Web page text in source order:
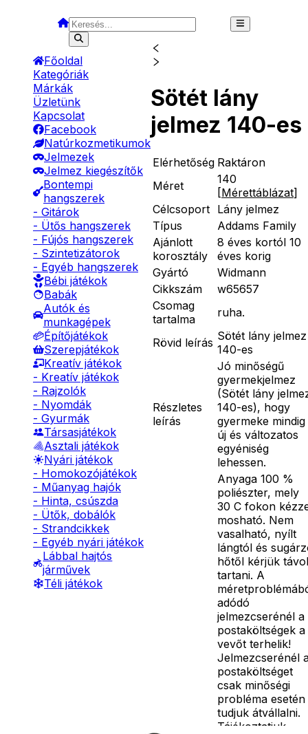
Főoldal
Kategóriák
Márkák
Üzletünk
Kapcsolat
Facebook
Natúrkozmetikumok
Jelmezek
Jelmez kiegészítők
Bontempi
hangszerek
- Gitárok
- Ütős hangszerek
- Fújós hangszerek
- Szintetizátorok
- Egyéb hangszerek
Bébi játékok
Babák
Autók és
munkagépek
Építőjátékok
Szerepjátékok
Kreatív játékok
- Kreatív játékok
- Rajzolók
- Nyomdák
- Gyurmák
Társasjátékok
Asztali játékok
Nyári játékok
- Homokozójátékok
- Műanyag hajók
- Hinta, csúszda
- Ütők, dobálók
- Strandcikkek
- Egyéb nyári játékok
Lábbal hajtós
járművek
Téli játékok
Sötét lány
jelmez 140-es
Elérhetőség Raktáron
Méret
140
[Mérettáblázat]
Célcsoport Lány jelmez
Típus
Addams Family
Ajánlott
korosztály
8 éves kortól 10
éves korig
Gyártó
Widmann
Cikkszám
w65657
Csomag
tartalma
ruha.
Rövid leírás Sötét lány jelmez
140-es
Részletes
leírás
Jó minőségű
gyermekjelmez
(Sötét lány
140-es), hogy
gyermeke mindig
új és változatos
egyéniség
lehessen.
Anyaga 100 %
poliészter, mely
30 C fokon
mosható. Nem
vasalható, nyílt
lángtól és
hőtől kérjük távol
tartani. A
adódó
jelmezcserénél a
postaköltségek a
vevőt terhelik!
Jelmezcserénél
postaköltséget
csak minőségi
probléma esetén
tudjuk átvállalni.
Tájékoztatjuk